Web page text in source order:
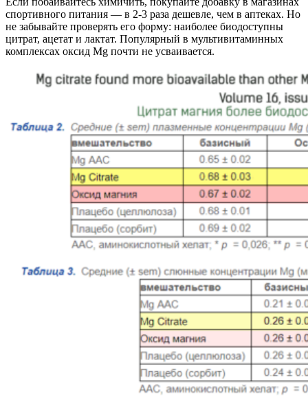
спортивного питания — в 2-3 раза дешевле, чем в аптеках. Но
не забывайте проверять его форму: наиболее биодоступны
цитрат, ацетат и лактат. Популярный в мультивитаминных
комплексах оксид Mg почти не усваивается.